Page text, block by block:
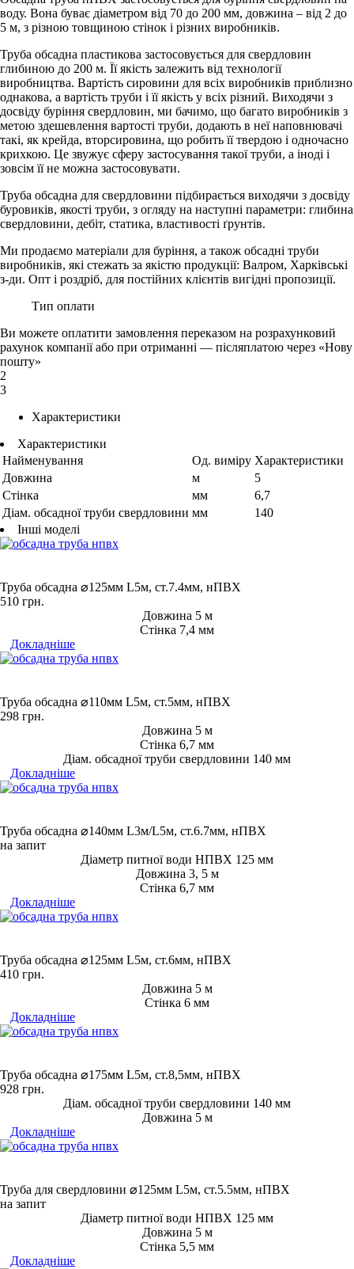
воду. Вона буває діаметром від 70 до 200 мм, довжина – від 2 до
5 м, з різною товщиною стінок і різних виробників.
Труба обсадна пластикова застосовується для свердловин
глибиною до 200 м. Її якість залежить від технології
виробництва. Вартість сировини для всіх виробників приблизно
однакова, а вартість труби і її якість у всіх різний. Виходячи з
досвіду буріння свердловин, ми бачимо, що багато виробників з
метою здешевлення вартості труби, додають в неї наповнювачі
такі, як крейда, вторсировина, що робить її твердою і одночасно
крихкою. Це звужує сферу застосування такої труби, а іноді і
зовсім її не можна застосовувати.
Труба обсадна для свердловини підбирається виходячи з досвіду
буровиків, якості труби, з огляду на наступні параметри: глибина
свердловини, дебіт, статика, властивості ґрунтів.
Ми продаємо матеріали для буріння, а також обсадні труби
виробників, які стежать за якістю продукції: Валром, Харківські
з-ди. Опт і роздріб, для постійних клієнтів вигідні пропозиції.
Тип оплати
Ви можете оплатити замовлення переказом на розрахунковий
рахунок компанії або при отриманні — післяплатою через «Нову
пошту»
2
3
Характеристики
Характеристики
Найменування
Од. виміру Характеристики
Довжина
м
5
Стінка
мм
6,7
Діам. обсадної труби свердловини мм
140
Інші моделі
Труба обсадна ⌀125мм L5м, ст.7.4мм, нПВХ
510 грн.
Довжина 5 м
Стінка 7,4 мм
Докладніше
Труба обсадна ⌀110мм L5м, ст.5мм, нПВХ
298 грн.
Довжина 5 м
Стінка 6,7 мм
Діам. обсадної труби свердловини 140 мм
Докладніше
Труба обсадна ⌀140мм L3м/L5м, ст.6.7мм, нПВХ
на запит
Діаметр питної води НПВХ 125 мм
Довжина 3, 5 м
Стінка 6,7 мм
Докладніше
Труба обсадна ⌀125мм L5м, ст.6мм, нПВХ
410 грн.
Довжина 5 м
Стінка 6 мм
Докладніше
Труба обсадна ⌀175мм L5м, ст.8,5мм, нПВХ
928 грн.
Діам. обсадної труби свердловини 140 мм
Довжина 5 м
Докладніше
Труба для свердловини ⌀125мм L5м, ст.5.5мм, нПВХ
на запит
Діаметр питної води НПВХ 125 мм
Довжина 5 м
Стінка 5,5 мм
Докладніше